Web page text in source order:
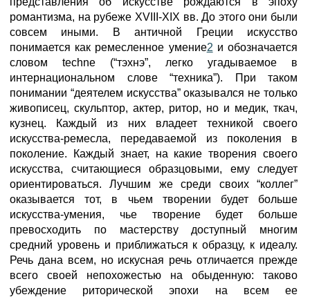
романтизма, на рубеже XVIII-XIX вв. До этого они были
совсем иными. В античной Греции искусство
понимается как ремесленное умение2 и обозначается
словом techne (“тэхнэ”, легко угадываемое в
интернациональном слове “техника”). При таком
понимании “деятелем искусства” оказывался не только
живописец, скульптор, актер, ритор, но и медик, ткач,
кузнец. Каждый из них владеет техникой своего
искусства-ремесла, передаваемой из поколения в
поколение. Каждый знает, на какие творения своего
искусства, считающиеся образцовыми, ему следует
ориентироваться. Лучшим же среди своих “коллег”
оказывается тот, в чьем творении будет больше
искусства-умения, чье творение будет больше
превосходить по мастерству доступный многим
средний уровень и приближаться к образцу, к идеалу.
Речь дана всем, но искусная речь отличается прежде
всего своей непохожестью на обыденную: таково
убеждение риторической эпохи на всем ее